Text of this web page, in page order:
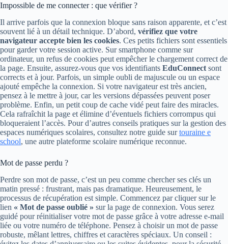
Impossible de me connecter : que vérifier ?
Il arrive parfois que la connexion bloque sans raison apparente, et c’est
souvent lié à un détail technique. D’abord, vérifiez que votre
navigateur accepte bien les cookies. Ces petits fichiers sont essentiels
pour garder votre session active. Sur smartphone comme sur
ordinateur, un refus de cookies peut empêcher le chargement correct de
la page. Ensuite, assurez-vous que vos identifiants EduConnect sont
corrects et à jour. Parfois, un simple oubli de majuscule ou un espace
ajouté empêche la connexion. Si votre navigateur est très ancien,
pensez à le mettre à jour, car les versions dépassées peuvent poser
problème. Enfin, un petit coup de cache vidé peut faire des miracles.
Cela rafraîchit la page et élimine d’éventuels fichiers corrompus qui
bloqueraient l’accès. Pour d’autres conseils pratiques sur la gestion des
espaces numériques scolaires, consultez notre guide surtouraine e
school, une autre plateforme scolaire numérique reconnue.
Mot de passe perdu ?
Perdre son mot de passe, c’est un peu comme chercher ses clés un
matin pressé : frustrant, mais pas dramatique. Heureusement, le
processus de récupération est simple. Commencez par cliquer sur le
lien « Mot de passe oublié » sur la page de connexion. Vous serez
guidé pour réinitialiser votre mot de passe grâce à votre adresse e-mail
liée ou votre numéro de téléphone. Pensez à choisir un mot de passe
robuste, mêlant lettres, chiffres et caractères spéciaux. Un conseil :